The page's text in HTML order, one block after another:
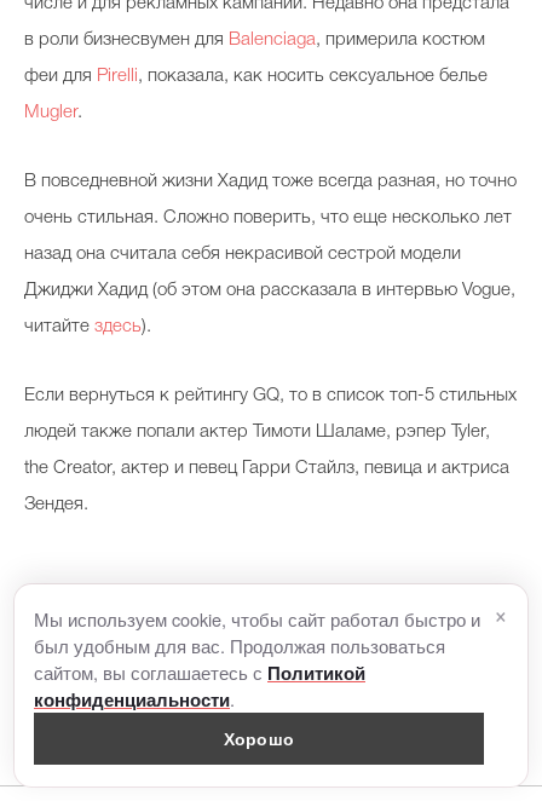
числе и для рекламных кампаний. Недавно она предстала
в роли бизнесвумен для Balenciaga, примерила костюм
феи для Pirelli, показала, как носить сексуальное белье
Mugler.
В повседневной жизни Хадид тоже всегда разная, но точно
очень стильная. Сложно поверить, что еще несколько лет
назад она считала себя некрасивой сестрой модели
Джиджи Хадид (об этом она рассказала в интервью Vogue,
читайте здесь).
Если вернуться к рейтингу GQ, то в список топ-5 стильных
людей также попали актер Тимоти Шаламе, рэпер Tyler,
the Creator, актер и певец Гарри Стайлз, певица и актриса
Зендея.
Мы используем cookie, чтобы сайт работал быстро и
был удобным для вас. Продолжая пользоваться
сайтом, вы соглашаетесь с Политикой
конфиденциальности.
Хорошо
×